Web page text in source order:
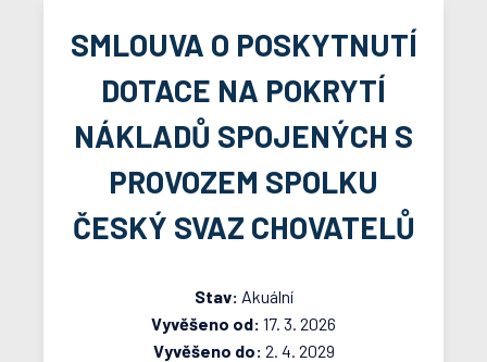
SMLOUVA O POSKYTNUTÍ
DOTACE NA POKRYTÍ
NÁKLADŮ SPOJENÝCH S
PROVOZEM SPOLKU
ČESKÝ SVAZ CHOVATELŮ
Stav: Akuální
Vyvěšeno od: 17. 3. 2026
Vyvěšeno do: 2. 4. 2029